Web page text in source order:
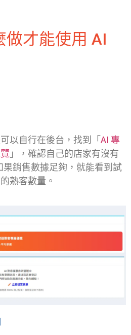
做才能使用 AI
以自行在後台，找到「 AI 專
」，確認自己的店家有沒有
果銷售數據足夠，就能看到試
熟客數量。